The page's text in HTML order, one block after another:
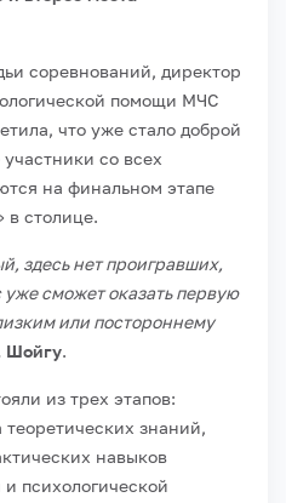
соревнований, директор
помощи МЧС
что уже стало доброй
со всех
на финальном этапе
в столице.
здесь нет проигравших,
сможет оказать первую
или постороннему
Шойгу.
из трех этапов:
знаний,
навыков
психологической